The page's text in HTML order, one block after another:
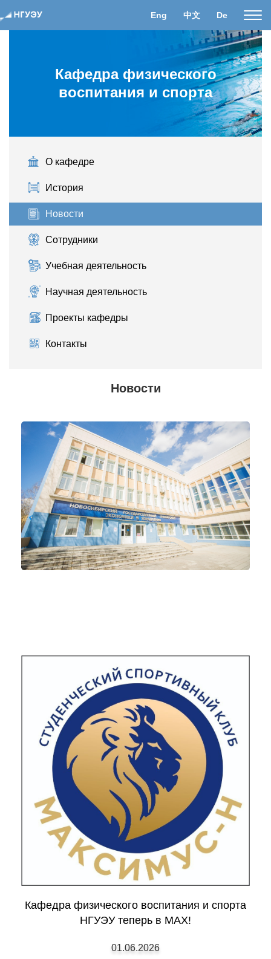
Eng 中文 De
Кафедра физического
воспитания и спорта
Новости
О кафедре
История
Новости
Сотрудники
Учебная деятельность
Научная деятельность
Проекты кафедры
Контакты
Кафедра физического воспитания и спорта
НГУЭУ теперь в MAX!
01.06.2026